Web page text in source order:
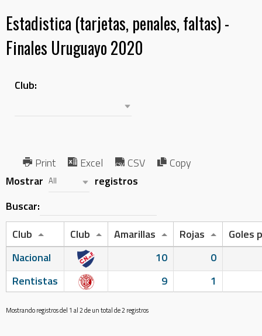
Estadistica (tarjetas, penales, faltas) -
Finales Uruguayo 2020
Club:
Print Excel CSV
Copy
Mostrar All
registros
Buscar:
Club
Club Amarillas Rojas
Goles
Nacional
10
0
Rentistas
9 1
Mostrando registros del 1 al 2 de un total de 2 registros